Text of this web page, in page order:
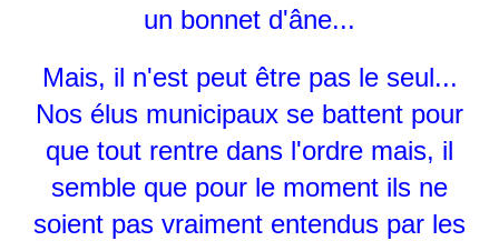
un bonnet d'âne...
Mais, il n'est peut être pas le seul...
Nos élus municipaux se battent pour
que tout rentre dans l'ordre mais, il
semble que pour le moment ils ne
soient pas vraiment entendus par les